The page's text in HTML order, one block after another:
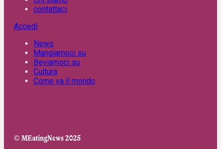
contattaci
Accedi
News
Mangiamoci su
Beviamoci su
Cultura
Come va il mondo
© MEatingNews 2025